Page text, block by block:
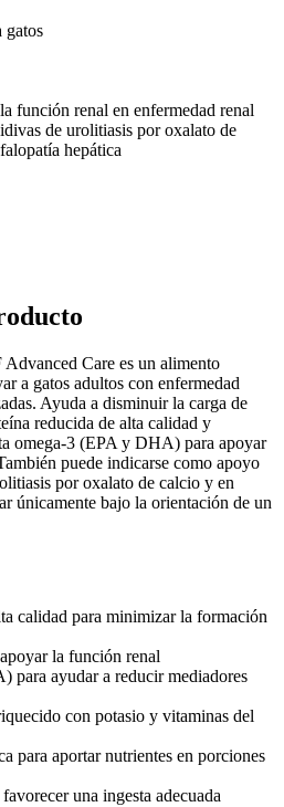
gatos
función renal en enfermedad renal
de urolitiasis por oxalato de
hepática
Care es un alimento
a gatos adultos con enfermedad
Ayuda a disminuir la carga de
reducida de alta calidad y
omega-3 (EPA y DHA) para apoyar
puede indicarse como apoyo
por oxalato de calcio y en
únicamente bajo la orientación de un
calidad para minimizar la formación
la función renal
para ayudar a reducir mediadores
con potasio y vitaminas del
para aportar nutrientes en porciones
una ingesta adecuada